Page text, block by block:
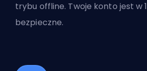
trybu offline. Twoje konto jest w
bezpieczne.